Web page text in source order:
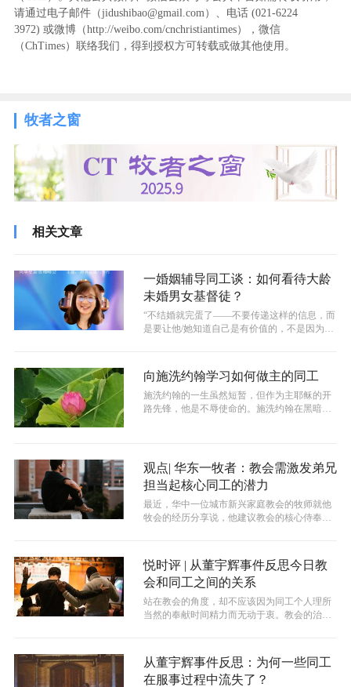
请通过电子邮件（jidushibao@gmail.com）、电话 (021-6224
3972) ‬或微博（http://weibo.com/cnchristiantimes），微信
（ChTimes）联络我们，得到授权方可转载或做其他使用。
牧者之窗
相关文章
一婚姻辅导同工谈：如何看待大龄
未婚男女基督徒？
​“不结婚就完蛋了——不要传递这样的信息，而
是要让他/她知道自己是有价值的，不是因为他/
向施洗约翰学习如何做主的同工
施洗约翰的一生虽然短暂，但作为主耶稣的开
路先锋，他是不辱使命的。施洗约翰在黑暗的
观点| 华东一牧者：教会需激发弟兄
担当起核心同工的潜力
最近，华中一位城市新兴家庭教会的牧师就他
牧会的经历分享说，他建议教会的核心侍奉以
悦时评 | 从董宇辉事件反思今日教
会和同工之间的关系
站在教会的角度，却不应该因为同工个人理所
当然的奉献时间精力而无动于衷。教会的治理
从董宇辉事件反思：为何一些同工
在服事过程中流失了？